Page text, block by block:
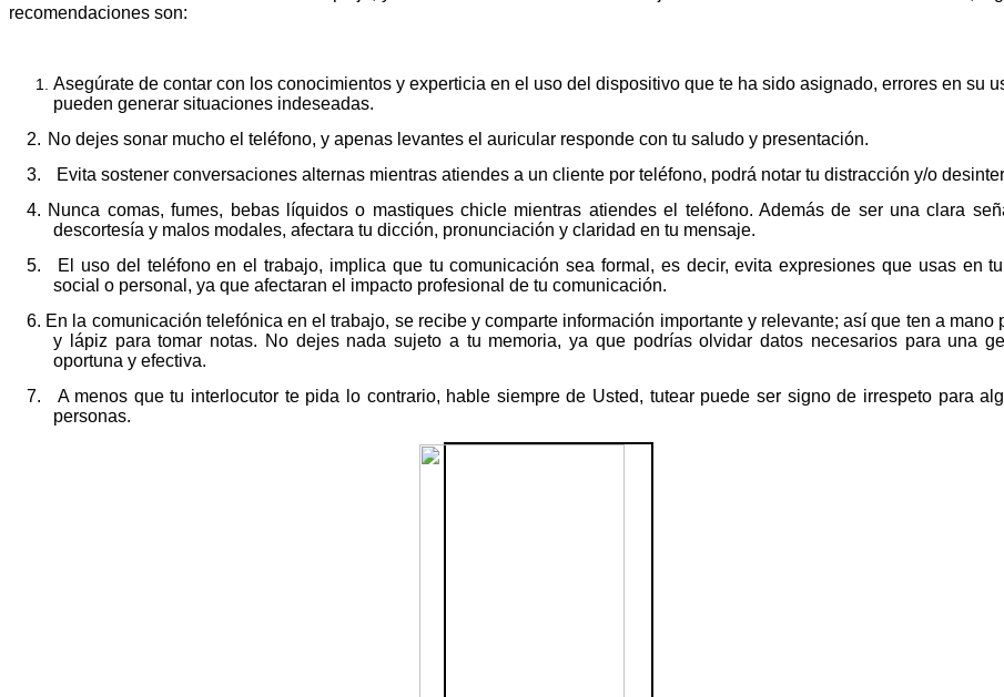
recomendaciones son:
Asegúrate de contar con los conocimientos y experticia en el uso del dispositivo que te ha sido asignado, errores en su
pueden generar situaciones indeseadas.
2. No dejes sonar mucho el teléfono, y apenas levantes el auricular responde con tu saludo y presentación.
3.
Evita sostener conversaciones alternas mientras atiendes a un cliente por teléfono, podrá notar tu distracción y/o
4. Nunca comas, fumes, bebas líquidos o mastiques chicle mientras atiendes el teléfono. Además de ser una clara
descortesía y malos modales, afectara tu dicción, pronunciación y claridad en tu mensaje.
5.
El uso del teléfono en el trabajo, implica que tu comunicación sea formal, es decir, evita expresiones que usas en
social o personal, ya que afectaran el impacto profesional de tu comunicación.
6. En la comunicación telefónica en el trabajo, se recibe y comparte información importante y relevante; así que ten a mano
y lápiz para tomar notas. No dejes nada sujeto a tu memoria, ya que podrías olvidar datos necesarios para una
oportuna y efectiva.
7.
A menos que tu interlocutor te pida lo contrario, hable siempre de Usted, tutear puede ser signo de irrespeto para
personas.